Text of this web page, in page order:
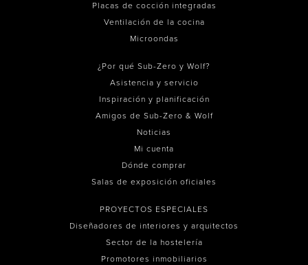
Placas de cocción integradas
Ventilación de la cocina
Microondas
¿Por qué Sub-Zero y Wolf?
Asistencia y servicio
Inspiración y planificación
Amigos de Sub-Zero & Wolf
Noticias
Mi cuenta
Dónde comprar
Salas de exposición oficiales
PROYECTOS ESPECIALES
Diseñadores de interiores y arquitectos
Sector de la hostelería
Promotores inmobiliarios